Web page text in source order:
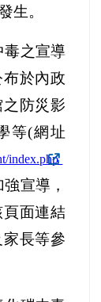
生。
毒之宣導
於內政
防災影
等(網址
index.php
宣導，
面連結
長等參